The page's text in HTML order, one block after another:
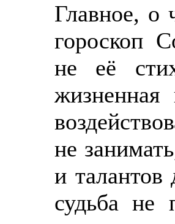
Главное, о
гороскоп
не её
не
и
судьба не